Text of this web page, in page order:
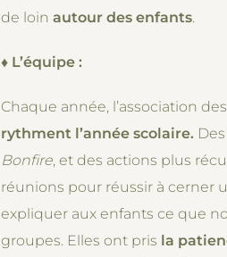
de loin autour des enfants.
♦ L’équipe :
Chaque année, l’association
rythment l’année scolaire.
Bonfire, et des actions plus
réunions pour réussir à cerner
expliquer aux enfants ce que
groupes. Elles ont pris la